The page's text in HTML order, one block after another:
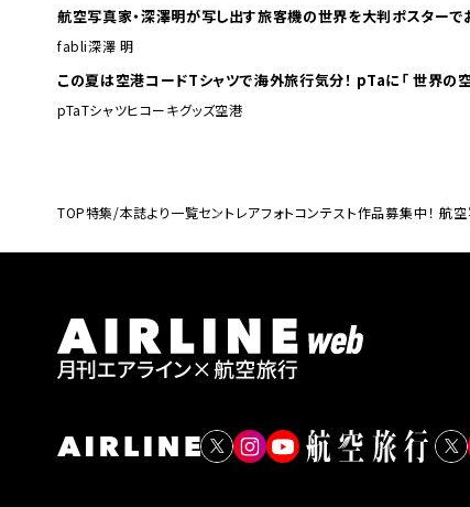
航空写真家・深澤明が写し出す旅客機の世界を大判ポスターで
fabli深澤 明
この夏は空港コードTシャツ
pTaTシャツヒコーキグッズ空港
TOP特集/本誌より一覧セントレアフォトコンテスト作品募集中！